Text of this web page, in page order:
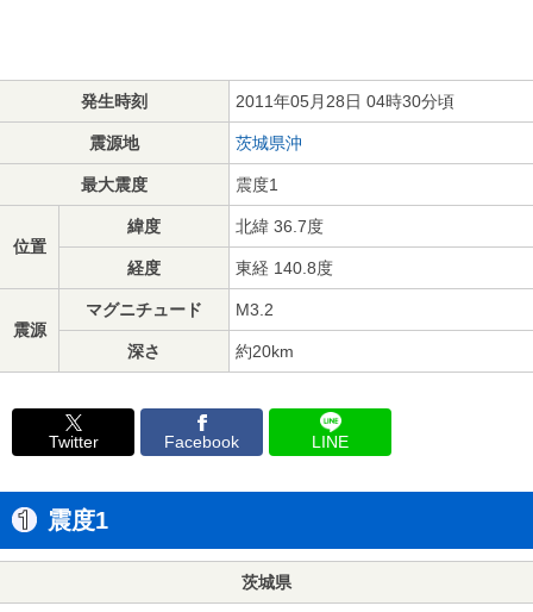
発生時刻 2011年05月28日 04時30分頃
震源地 茨城県沖
最大震度 震度1
位置
緯度 北緯 36.7度
経度 東経 140.8度
震源
マグニチュード M3.2
深さ 約20km
Twitter Facebook LINE
震度1
茨城県